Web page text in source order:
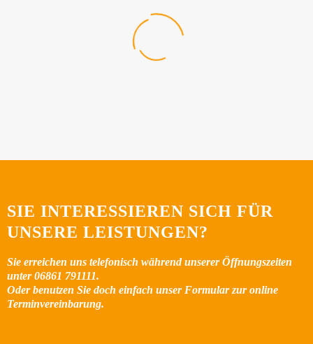
NICLAS WIESEN
und unser Border Collie fühlen uns in der Praxis sehr
wohl und sehr gut aufgehoben!
Hatte bisher 2 Termine und es hat alles sehr reibungslos
geklappt…Das Team ist sehr freundlich und soweit ich
das beurteilen kann, sehr kompetent in Sachen
SIE INTERESSIEREN SICH FÜR
UNSERE LEISTUNGEN?
Sie erreichen uns telefonisch während unserer Öffnungszeiten
unter 06861 791111.
Oder benutzen Sie doch einfach unser Formular zur online
Terminvereinbarung.